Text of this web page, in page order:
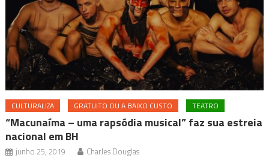
CULTURALIZA GRATUITO OU A BAIXO CUSTO TEATRO
“Macunaíma – uma rapsódia musical” faz sua estreia
nacional em BH
junho 25, 2019 Charles Douglas